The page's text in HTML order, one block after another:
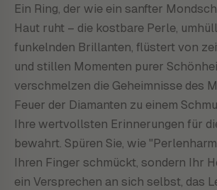
Ein Ring, der wie ein sanfter
Haut ruht – die kostbare Perle,
funkelnden Brillanten, flüstert von
und stillen Momenten purer
verschmelzen die Geheimnisse des
Feuer der Diamanten zu einem
Ihre wertvollsten Erinnerungen für
bewahrt. Spüren Sie, wie
Ihren Finger schmückt, sondern Ihr
ein Versprechen an sich selbst, das